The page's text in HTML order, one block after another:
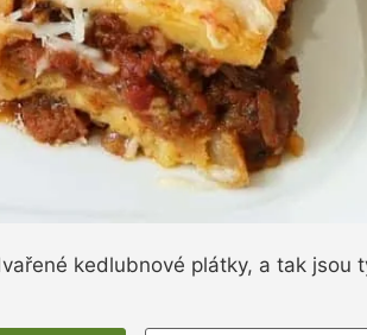
kedlubnové plátky, a tak jsou